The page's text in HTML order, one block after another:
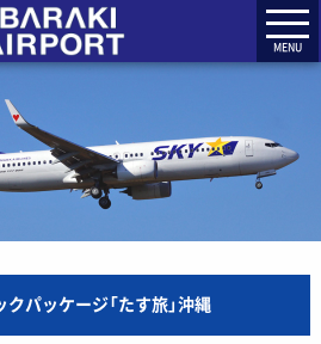
MENU
クパッケージ「たす旅」沖縄